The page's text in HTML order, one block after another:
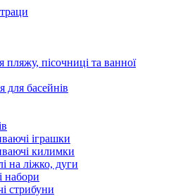
пляжу, пісочниці та ванної
для басейнів
іграшки
килимки
на ліжко, дуги
набори
стрибуни